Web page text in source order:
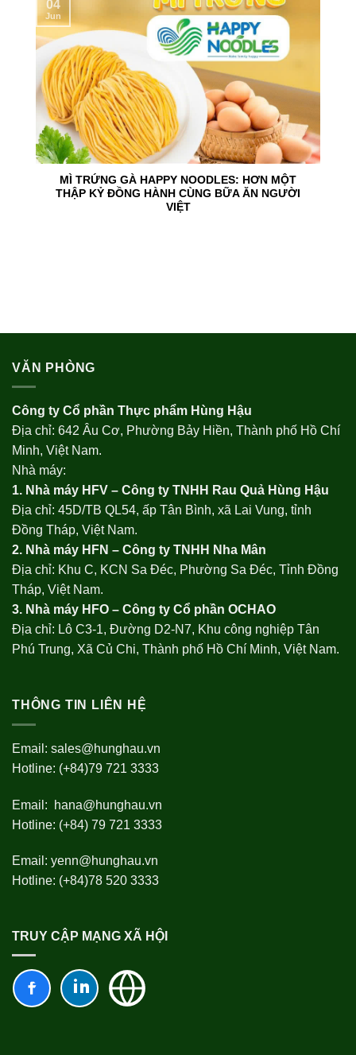
MÌ TRỨNG GÀ HAPPY NOODLES: HƠN MỘT
THẬP KỶ ĐỒNG HÀNH CÙNG BỮA ĂN NGƯỜI
VIỆT
04
Jun
VĂN PHÒNG
Công ty Cổ phần Thực phẩm Hùng Hậu
Địa chỉ: 642 Âu Cơ, Phường Bảy Hiền, Thành phố Hồ Chí
Minh, Việt Nam.
Nhà máy:
1. Nhà máy HFV – Công ty TNHH Rau Quả Hùng Hậu
Địa chỉ: 45D/TB QL54, ấp Tân Bình, xã Lai Vung, tỉnh
Đồng Tháp, Việt Nam.
2. Nhà máy HFN – Công ty TNHH Nha Mân
Địa chỉ: Khu C, KCN Sa Đéc, Phường Sa Đéc, Tỉnh Đồng
Tháp, Việt Nam.
3. Nhà máy HFO – Công ty Cổ phần OCHAO
Địa chỉ: Lô C3-1, Đường D2-N7, Khu công nghiệp Tân
Phú Trung, Xã Củ Chi, Thành phố Hồ Chí Minh, Việt Nam.
THÔNG TIN LIÊN HỆ
Email: sales@hunghau.vn
Hotline: (+84)79 721 3333
Email:
hana@hunghau.vn
Hotline: (+84) 79 721 3333
Email: yenn@hunghau.vn
Hotline: (+84)78 520 3333
TRUY CẬP MẠNG XÃ HỘI